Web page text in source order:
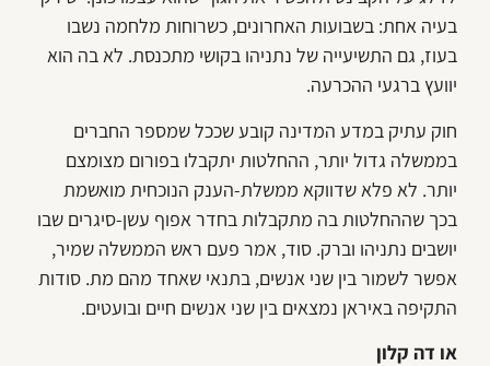
בעיה אחת: בשבועות האחרונים, כשרוחות מלחמה נשבו
בעוז, גם התשיעייה של נתניהו בקושי מתכנסת. לא בה הוא
יוועץ ברגעי ההכרעה.
חוק עתיק במדע המדינה קובע שככל שמספר החברים
בממשלה גדול יותר, ההחלטות יתקבלו בפורום מצומצם
יותר. לא פלא שדווקא ממשלת-הענק הנוכחית מואשמת
בכך שההחלטות בה מתקבלות בחדר אפוף עשן-סיגרים שבו
יושבים נתניהו וברק. סוד, אמר פעם ראש הממשלה שמיר,
אפשר לשמור בין שני אנשים, בתנאי שאחד מהם מת. סודות
התקיפה באיראן נמצאים בין שני אנשים חיים ובועטים.
או דה קלון